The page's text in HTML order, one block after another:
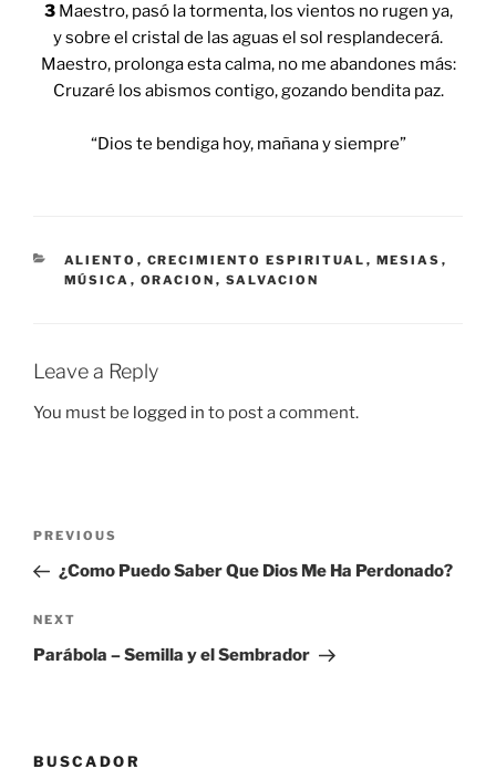
3Maestro, pasó la tormenta, los vientos no rugen ya,
y sobre el cristal de las aguas el sol resplandecerá.
Maestro, prolonga esta calma, no me abandones más:
Cruzaré los abismos contigo, gozando bendita paz.
“Dios te bendiga hoy, mañana y siempre”
CATEGORIES
ALIENTO , CRECIMIENTO ESPIRITUAL , MESIAS ,
MÚSICA , ORACION , SALVACION
Leave a Reply
You must be logged in to post a comment.
Previous
Post
PREVIOUS
¿Como Puedo Saber Que Dios Me Ha Perdonado?
Next
Post
NEXT
Parábola – Semilla y el Sembrador
BUSCADOR